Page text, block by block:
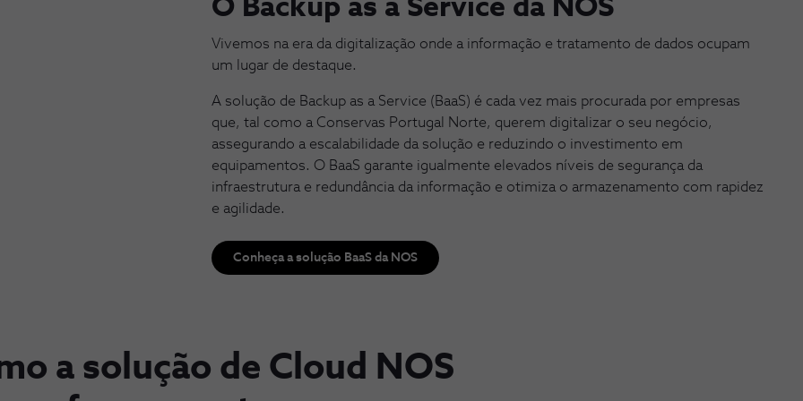
O Backup as a Service da NOS
Vivemos na era da digitalização onde a informação e tratamento de dados ocupam
um lugar de destaque.
A solução de Backup as a Service (BaaS) é cada vez mais procurada por empresas
que, tal como a Conservas Portugal Norte, querem digitalizar o seu negócio,
assegurando a escalabilidade da solução e reduzindo o investimento em
equipamentos. O BaaS garante igualmente elevados níveis de segurança da
infraestrutura e redundância da informação e otimiza o armazenamento com rapidez
e agilidade.
Conheça a solução BaaS da NOS
a solução de Cloud NOS